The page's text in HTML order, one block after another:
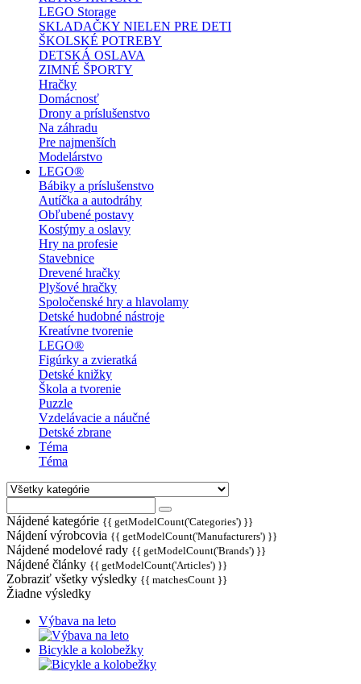
LEGO Storage
SKLADAČKY NIELEN PRE DETI
ŠKOLSKÉ POTREBY
DETSKÁ OSLAVA
ZIMNÉ ŠPORTY
Hračky
Domácnosť
Drony a príslušenstvo
Na záhradu
Pre najmenších
Modelárstvo
LEGO®
Bábiky a príslušenstvo
Autíčka a autodráhy
Obľubené postavy
Kostýmy a oslavy
Hry na profesie
Stavebnice
Drevené hračky
Plyšové hračky
Spoločenské hry a hlavolamy
Detské hudobné nástroje
Kreatívne tvorenie
LEGO®
Figúrky a zvieratká
Detské knižky
Škola a tvorenie
Puzzle
Vzdelávacie a náučné
Detské zbrane
Téma
Téma
Nájdené kategórie {{ getModelCount('Categories') }}
Nájdení výrobcovia {{ getModelCount('Manufacturers') }}
Nájdené modelové rady {{ getModelCount('Brands') }}
Nájdené články {{ getModelCount('Articles') }}
Zobraziť všetky výsledky {{ matchesCount }}
Žiadne výsledky
Výbava na leto
Bicykle a kolobežky